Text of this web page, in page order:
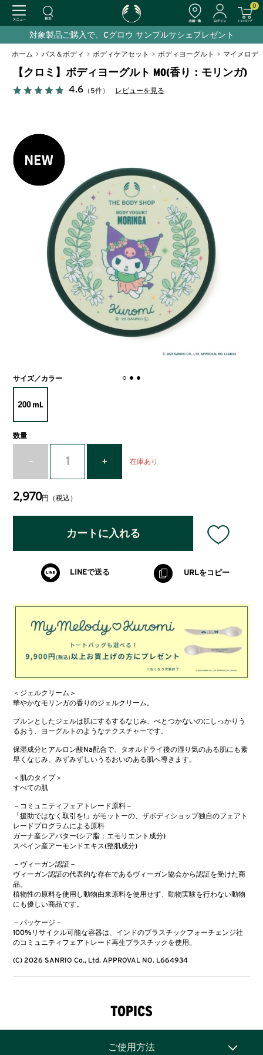
0
対象製品ご購入で、Cグロウ サンプルサシェプレゼント
ホーム > バス＆ボディ > ボディケアセット > ボディヨーグルト > マイメロデ
【クロミ】ボディヨーグルト MO(香り：モリンガ)
4.6 （5件） レビューを見る
サイズ／カラー
数量
在庫あり
2,970円（税込）
カートに入れる
LINEで送る URLをコピー
＜ジェルクリーム＞
華やかなモリンガの香りのジェルクリーム。
プルンとしたジェルは肌にするするなじみ、べとつかないのにしっかりう
るおう、ヨーグルトのようなテクスチャーです。
保湿成分ヒアルロン酸Na配合で、タオルドライ後の湿り気のある肌にも素
早くなじみ、みずみずしいうるおいのある肌へ導きます。
＜肌のタイプ＞
すべての肌
－コミュニティフェアトレード原料－
「援助ではなく取引を!」がモットーの、ザボディショップ独自のフェアト
レードプログラムによる原料
ガーナ産シアバター(シア脂：エモリエント成分)
スペイン産アーモンドエキス(整肌成分)
－ヴィーガン認証－
ヴィーガン認証の代表的な存在であるヴィーガン協会から認証を受けた商
品。
植物性の原料を使用し動物由来原料を使用せず、動物実験を行わない動物
にも優しい商品です。
－パッケージ－
100%リサイクル可能な容器は、インドのプラスチックフォーチェンジ社
のコミュニティフェアトレード再生プラスチックを使用。
(C) 2026 SANRIO Co., Ltd. APPROVAL NO. L664934
TOPICS
ご使用方法